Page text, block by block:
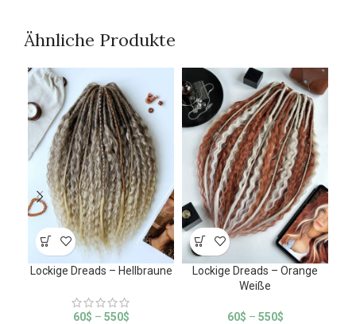
Ähnliche Produkte
Lockige Dreads – Hellbraune
60$ – 550$
Lockige Dreads – Orange
Weiße
60$ – 550$